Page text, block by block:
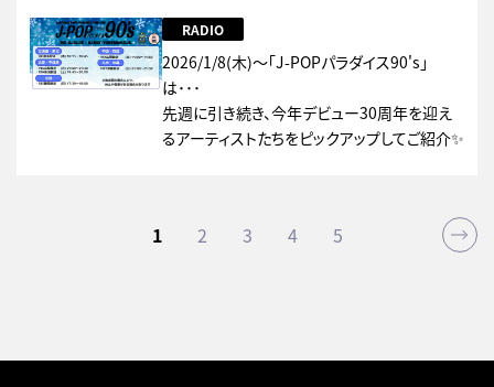
RADIO
2026/1/8(木)～「J-POPパラダイス90's」
は･･･
先週に引き続き、今年デビュー30周年を迎え
るアーティストたちをピックアップしてご紹介✨
1 2 3 4 5